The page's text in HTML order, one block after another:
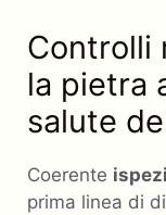
Controlli
la pietra
salute
Coerente
prima linea di